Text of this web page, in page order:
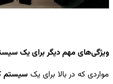
ویژگی‌های مهم دیگر برای یک
مواردی که در بالا برای یک سیستم